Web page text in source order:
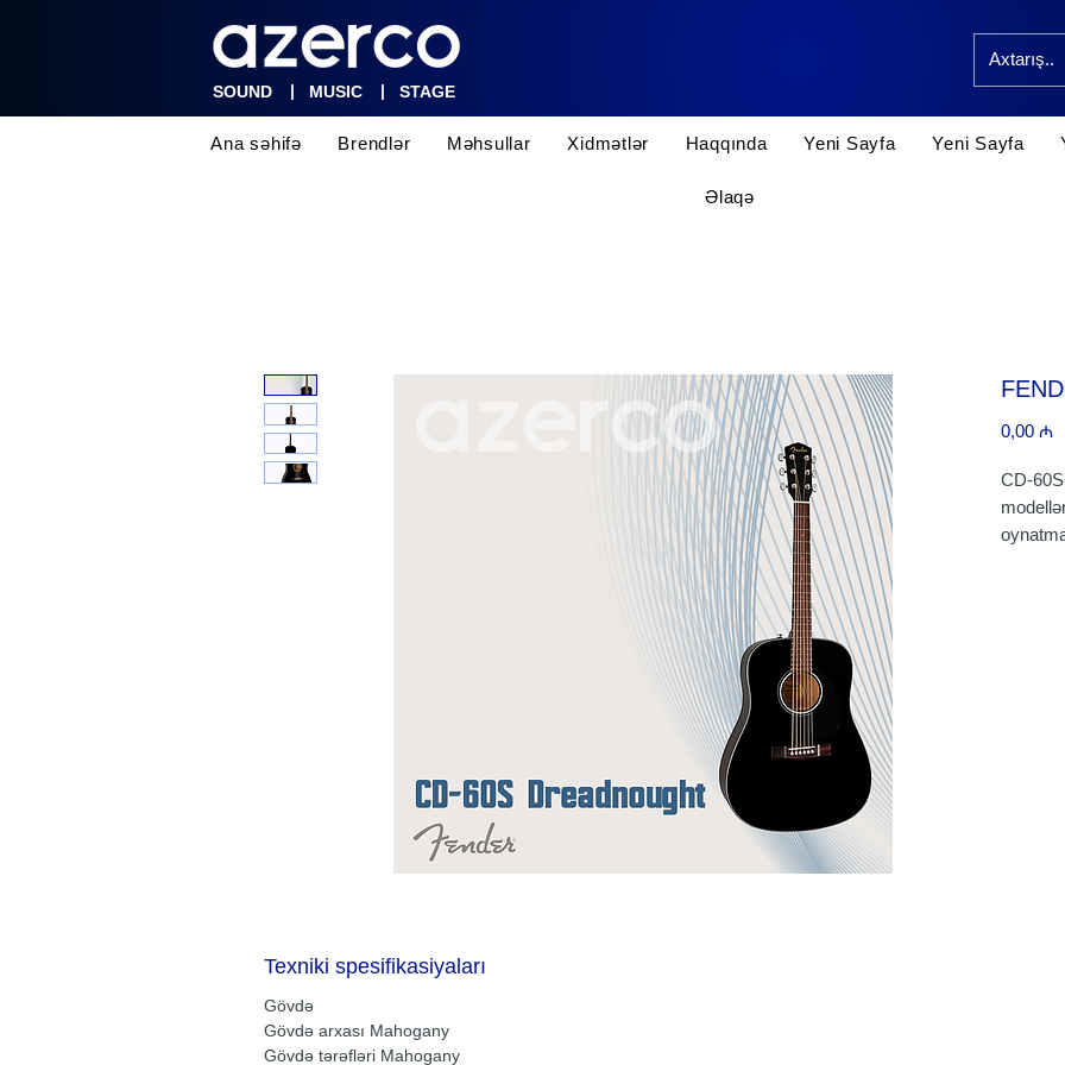
SOUND | MUSIC | STAGE
Ana səhifə Brendlər Məhsullar Xidmətlər Haqqında Yeni Sayfa Yeni Sayfa
Əlaqə
0,00 ₼
CD-
Texniki spesifikasiyaları
Gövdə
Gövdə arxası Mahogany
Gövdə tərəfləri Mahogany